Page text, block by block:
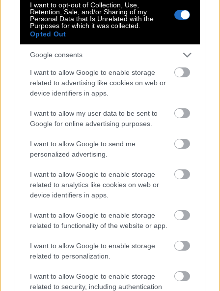
I want to opt-out of Collection, Use,
Retention, Sale, and/or Sharing of my
Personal Data that Is Unrelated with the
Purposes for which it was collected.
Opted Out
Google consents
I want to allow Google to enable storage
related to advertising like cookies on web or
device identifiers in apps.
I want to allow my user data to be sent to
Google for online advertising purposes.
I want to allow Google to send me
personalized advertising.
I want to allow Google to enable storage
related to analytics like cookies on web or
device identifiers in apps.
I want to allow Google to enable storage
related to functionality of the website or app.
I want to allow Google to enable storage
related to personalization.
I want to allow Google to enable storage
related to security, including authentication
λέγαμε ότι η θηλυκότητα, η αρρενωπότητα και ο
αισθησιασμός κρέμονται από μερικές τρίχες. Όταν
ξαφνικά εμφανίζεται κάποιος που τις ξυρίζει όλες
και συνεχίζει να είναι ο ίδιος άνθρωπος
παθαίνουμε σοκ. Σταματάμε να βλεπουμε την ίδια
σέξι γυναίκα, για παράδειγμα. Στους άντρες είναι
πιο αποδεκτό γιατί η αραίωση είναι κοινό τους
βίωμα.
Mοϊκάνα
μπόμπα. Αυτός που έχει μοϊκάνα δεν ενδιαφέρεται
για τη γνώμούλα σου. Δεν είναι τυχαίο ότι είναι
και ήταν από πάντα unisex. Εμείς το βρίσκουμε χοτ,
Ίσως λοιπόν η Κάτια Σαμαντζή να έχει δίκιο. Ίσως
κάποια στιγμή όλοι να χρειαστεί να απαρνηθούμε
τη «σεξουαλικότητα των μαλλιών μας», αλλά